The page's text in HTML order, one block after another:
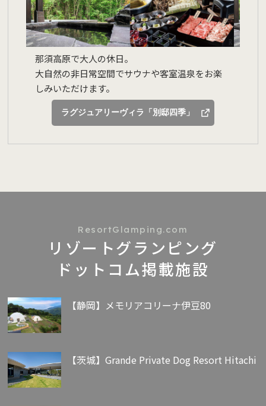
那須高原で大人の休日。
大自然の非日常空間でサウナや客室温泉をお楽
しみいただけます。
ラグジュアリーヴィラ「別邸四季」
ResortGlamping.com
リゾートグランピング
ドットコム掲載施設
【静岡】メモリアコリーナ伊豆80
【茨城】Grande Private Dog Resort Hitachi